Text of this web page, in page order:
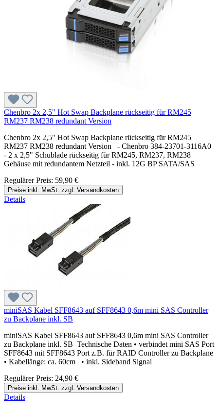
Chenbro 2x 2,5" Hot Swap Backplane rückseitig für RM245
RM237 RM238 redundant Version
Chenbro 2x 2,5" Hot Swap Backplane rückseitig für RM245
RM237 RM238 redundant Version - Chenbro 384-23701-3116A0
- 2 x 2,5" Schublade rückseitig für RM245, RM237, RM238
Gehäuse mit redundantem Netzteil - inkl. 12G BP SATA/SAS
Regulärer Preis: 59,90 €
Preise inkl. MwSt. zzgl. Versandkosten
Details
miniSAS Kabel SFF8643 auf SFF8643 0,6m mini SAS Controller
zu Backplane inkl. SB
miniSAS Kabel SFF8643 auf SFF8643 0,6m mini SAS Controller
zu Backplane inkl. SB Technische Daten • verbindet mini SAS Port
SFF8643 mit SFF8643 Port z.B. für RAID Controller zu Backplane
• Kabellänge: ca. 60cm • inkl. Sideband Signal
Regulärer Preis: 24,90 €
Preise inkl. MwSt. zzgl. Versandkosten
Details